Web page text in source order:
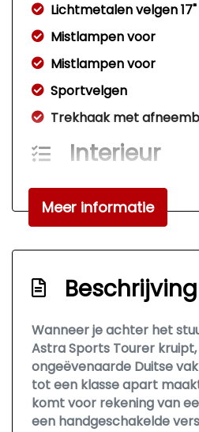
Lichtmetalen velgen 17"
Mistlampen voor
Mistlampen voor
Sportvelgen
Trekhaak met
Interieur
Airco
Armsteun voor
Elektrische ramen voor
Stuur leder
Stuur verstelbaar
Stuurbekrachtiging
Veiligheid
Meer informatie
Beschrijving
Wanneer je achter het
Astra Sports Tourer
ongeëvenaarde Duitse
tot een klasse apart
komt voor rekening van
een handgeschakelde